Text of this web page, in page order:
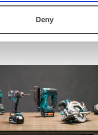
Deny
ja palvelut